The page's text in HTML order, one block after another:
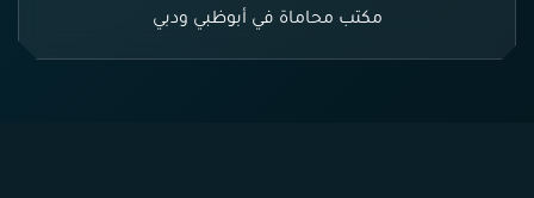
مكتب محاماة في أبوظبي ودبي